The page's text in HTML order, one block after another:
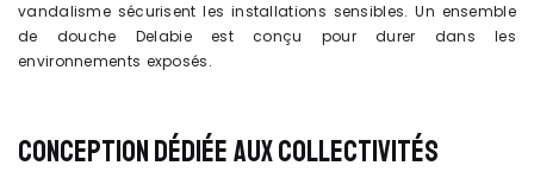
vandalisme sécurisent les installations sensibles. Un ensemble
de douche Delabie est conçu pour durer dans les
environnements exposés.
CONCEPTION DÉDIÉE AUX COLLECTIVITÉS